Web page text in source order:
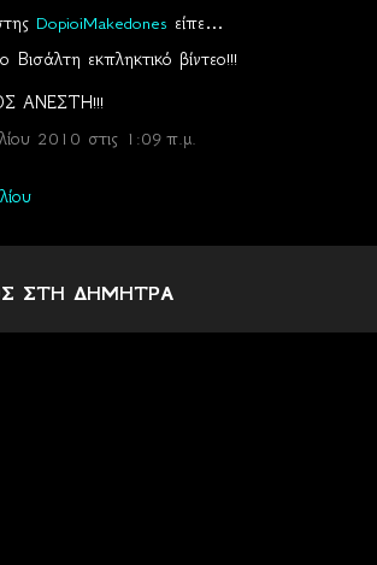
DopioiMakedones είπε…
εκπληκτικό βίντεο!!!
ΑΝΕΣΤΗ!!!
2010 στις 1:09 π.μ.
ΣΤΗ ΔΗΜΗΤΡΑ